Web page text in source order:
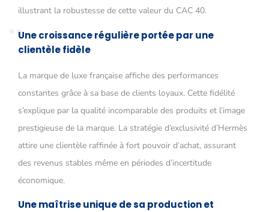
illustrant la robustesse de cette valeur du CAC 40.
Une croissance régulière portée par une
clientèle fidèle
La marque de luxe française affiche des performances
constantes grâce à sa base de clients loyaux. Cette fidélité
s’explique par la qualité incomparable des produits et l’image
prestigieuse de la marque. La stratégie d’exclusivité d’Hermès
attire une clientèle raffinée à fort pouvoir d’achat, assurant
des revenus stables même en périodes d’incertitude
économique.
Une maîtrise unique de sa production et